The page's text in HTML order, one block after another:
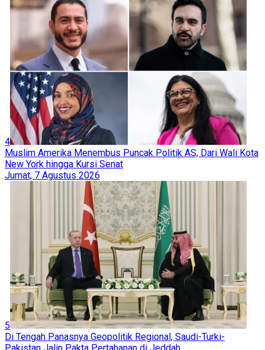
4
Muslim Amerika Menembus Puncak Politik AS, Dari Wali Kota
New York hingga Kursi Senat
Jumat, 7 Agustus 2026
5
Di Tengah Panasnya Geopolitik Regional, Saudi-Turki-